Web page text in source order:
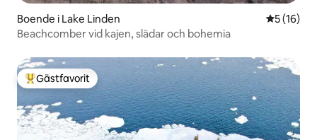
Boende i Lake Linden 5 av 5 i
5 (16)
Beachcomber vid kajen, slädar och bohemia
Populär gästfavorit
Gästfavorit